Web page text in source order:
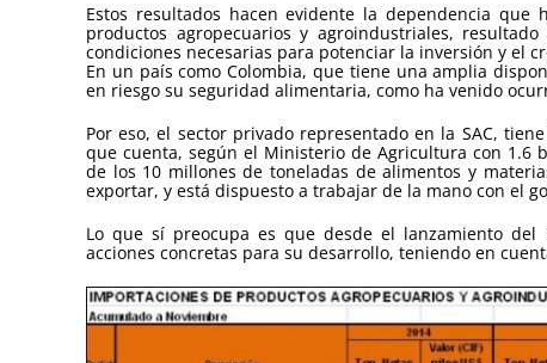
Estos resultados hacen evidente la dependencia
productos agropecuarios y agroindustriales,
condiciones necesarias para potenciar la inversión y el
En un país como Colombia, que tiene una amplia
en riesgo su seguridad alimentaria, como ha venido
Por eso, el sector privado representado en la SAC,
que cuenta, según el Ministerio de Agricultura con
de los 10 millones de toneladas de alimentos y
exportar, y está dispuesto a trabajar de la mano con el
Lo que sí preocupa es que desde el lanzamiento
acciones concretas para su desarrollo, teniendo en